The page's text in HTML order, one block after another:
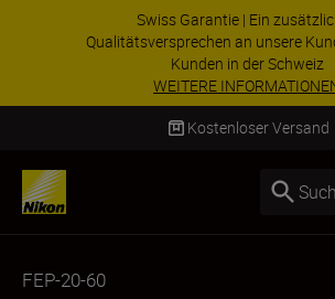
Swiss Garantie | Ein
Qualitätsversprechen an unsere
Kunden in der Schweiz
WEITERE
Kostenloser Versand
FEP-20-60